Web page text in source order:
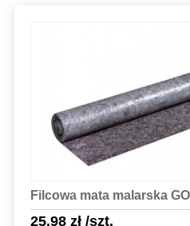
Filcowa mata malarska
25.98 zł/szt.